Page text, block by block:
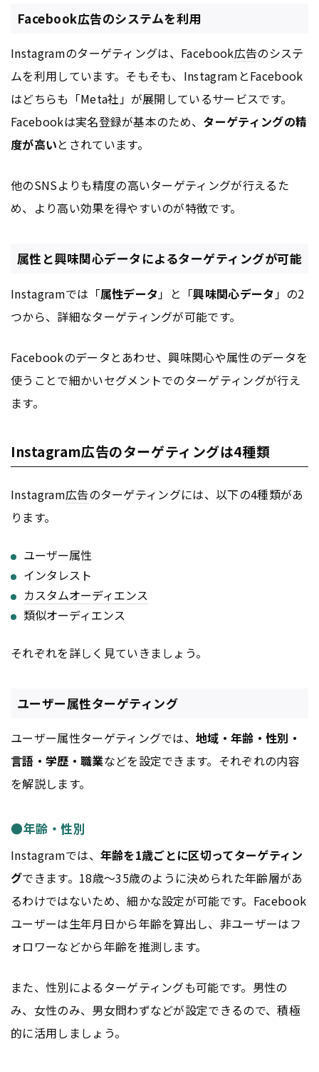
Facebook広告のシステムを利用
Instagramのターゲティングは、Facebook広告のシステ
ムを利用しています。そもそも、InstagramとFacebook
はどちらも「Meta社」が展開しているサービスです。
Facebookは実名登録が基本のため、 ターゲティングの精
度が高いとされています。
他のSNSよりも精度の高いターゲティングが行えるた
め、より高い効果を得やすいのが特徴です。
属性と興味関心データによるターゲティングが可能
Instagramでは「属性データ 」と「興味関心データ 」の2
つから、詳細なターゲティングが可能です。
Facebookのデータとあわせ、興味関心や属性のデータを
使うことで細かいセグメントでのターゲティングが行え
ます。
Instagram広告のターゲティングは4種類
Instagram広告のターゲティングには、以下の4種類があ
ります。
ユーザー属性
インタレスト
カスタムオーディエンス
類似オーディエンス
それぞれを詳しく見ていきましょう。
ユーザー属性ターゲティング
ユーザー属性ターゲティングでは、地域・年齢・性別・
言語・学歴・職業などを設定できます。それぞれの内容
を解説します。
●年齢・性別
Instagramでは、 年齢を1歳ごとに区切ってターゲティン
グできます。18歳～35歳のように決められた年齢層があ
るわけではないため、細かな設定が可能です。Facebook
ユーザーは生年月日から年齢を算出し、非ユーザーはフ
ォロワーなどから年齢を推測します。
また、性別によるターゲティングも可能です。男性の
み、女性のみ、男女問わずなどが設定できるので、積極
的に活用しましょう。